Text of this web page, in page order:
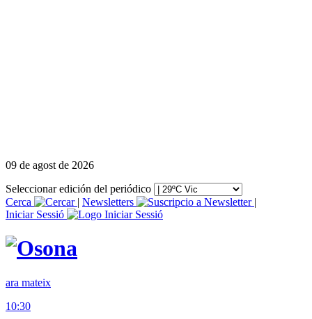
09 de agost de 2026
Seleccionar edición del periódico
Cerca
| Newsletters
|
Iniciar Sessió
ara mateix
10:30